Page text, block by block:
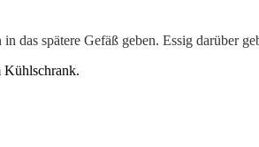
das spätere Gefäß geben. Essig darüber
Kühlschrank.